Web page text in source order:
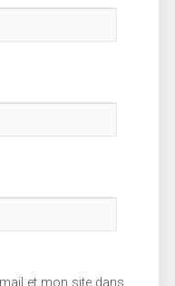
et mon site dans